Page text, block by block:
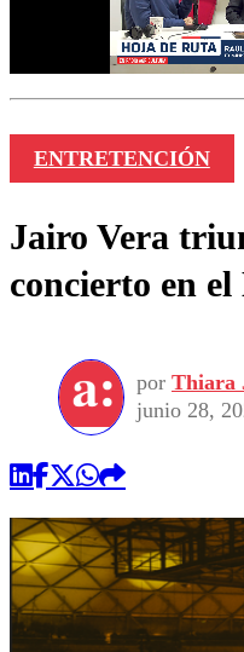
ENTRETENCIÓN
Jairo Vera
concierto en
por Thiara
junio 28,